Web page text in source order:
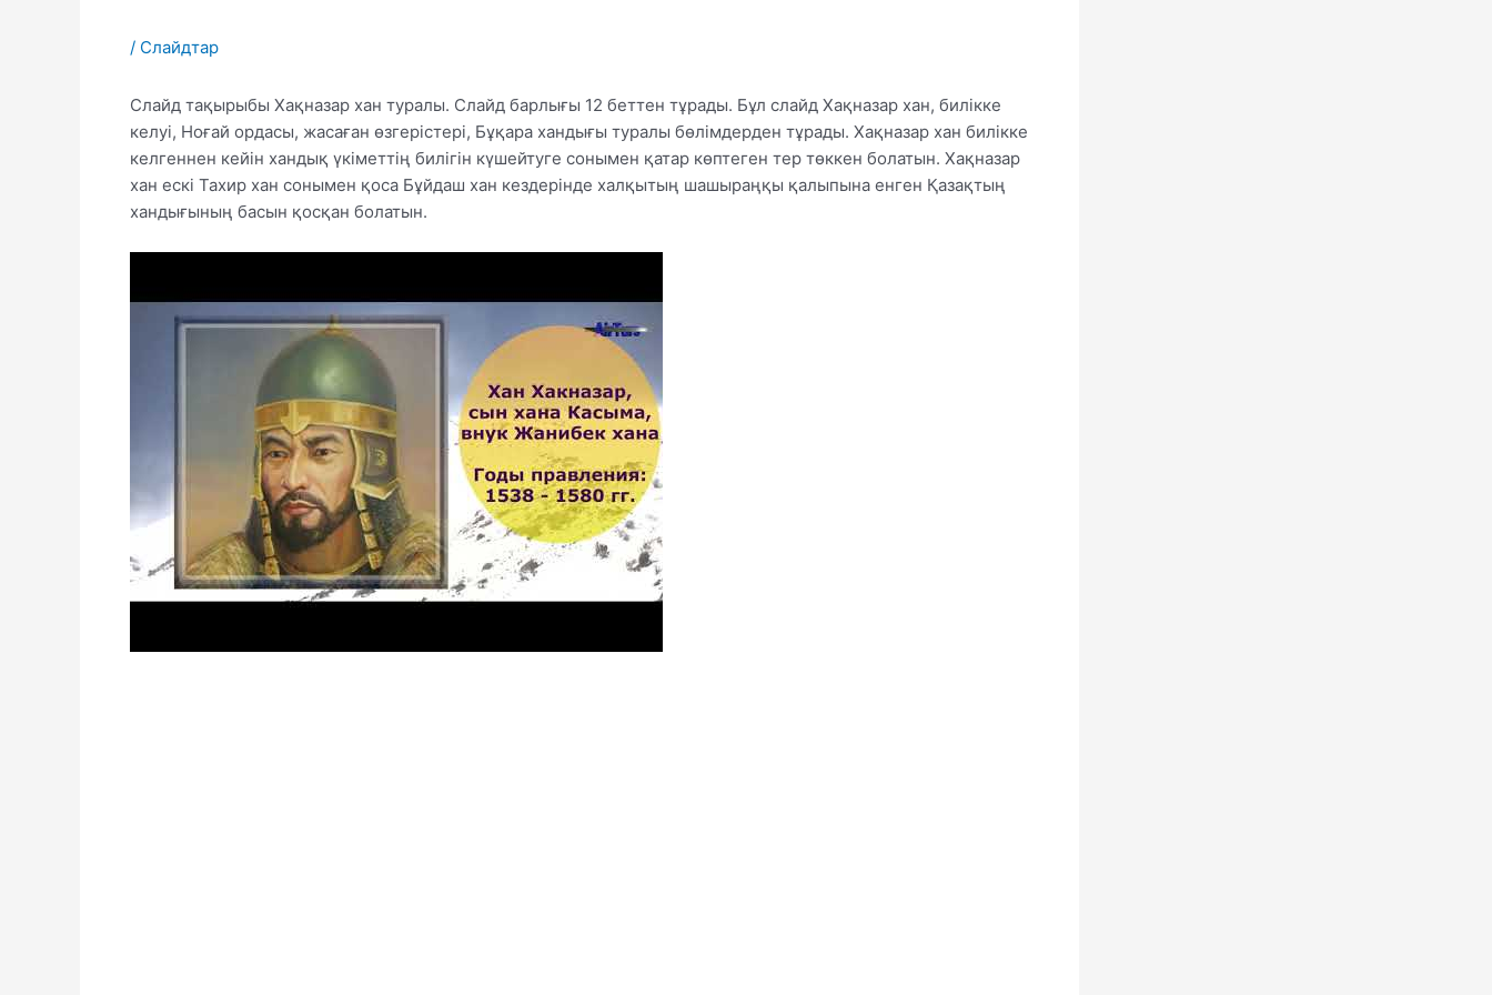
/ Слайдтар
Слайд тақырыбы Хақназар хан туралы. Слайд барлығы 12 беттен тұрады. Бұл слайд Хақназар хан, билікке
келуі, Ноғай ордасы, жасаған өзгерістері, Бұқара хандығы туралы бөлімдерден тұрады. Хақназар хан билікке
келгеннен кейін хандық үкіметтің билігін күшейтуге сонымен қатар көптеген тер төккен болатын. Хақназар
хан ескі Тахир хан сонымен қоса Бұйдаш хан кездерінде халқытың шашыраңқы қалыпына енген Қазақтың
хандығының басын қосқан болатын.